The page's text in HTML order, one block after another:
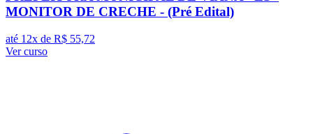
MONITOR DE CRECHE - (Pré Edital)
até 12x de R$ 55,72
Ver curso